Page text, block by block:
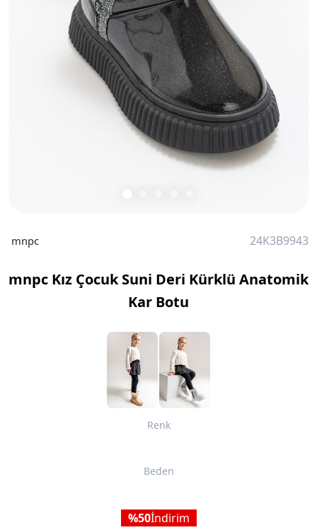
mnpc 24K3B9943
mnpc Kız Çocuk Suni Deri Kürklü Anatomik
Kar Botu
Renk
Beden
50İndirim